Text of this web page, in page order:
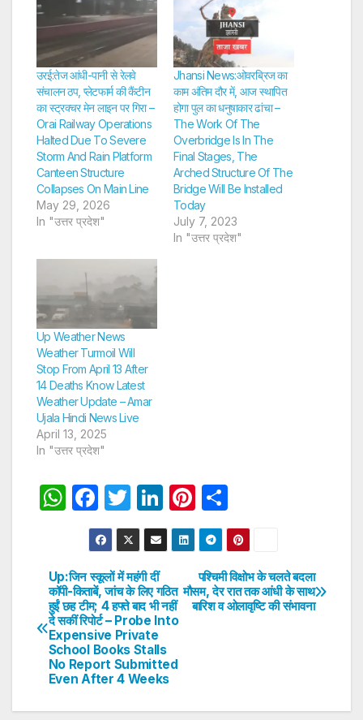
उरई:तेज आंधी-पानी से रेलवे
संचालन ठप, प्लेटफार्म की कैंटीन
का स्ट्रक्चर मेन लाइन पर गिरा –
Orai Railway Operations
Halted Due To Severe
Storm And Rain Platform
Canteen Structure
Collapses On Main Line
May 29, 2026
In "उत्तर प्रदेश"
Jhansi News:ओवरब्रिज का
काम अंतिम दौर में, आज स्थापित
होगा पुल का धनुषाकार ढांचा –
The Work Of The
Overbridge Is In The
Final Stages, The
Arched Structure Of The
Bridge Will Be Installed
Today
July 7, 2023
In "उत्तर प्रदेश"
Up Weather News
Weather Turmoil Will
Stop From April 13 After
14 Deaths Know Latest
Weather Update – Amar
Ujala Hindi News Live
April 13, 2025
In "उत्तर प्रदेश"
W
s
A
p
p
F
a
c
e
b
o
o
k
T
w
itt
er
Li
n
k
dI
n
Pi
nt
er
e
st
h
ar
e
Post
navigation
पश्चिमी विक्षोभ के चलते बदला
मौसम, देर रात तक आंधी के साथ
बारिश व ओलावृष्टि की संभावना
Up:जिन स्कूलों में महंगी दीं
कॉपी-किताबें, जांच के लिए गठित
हुईं छह टीम; 4 हफ्ते बाद भी नहीं
दे सकीं रिपोर्ट – Probe Into
Expensive Private
School Books Stalls
No Report Submitted
Even After 4 Weeks